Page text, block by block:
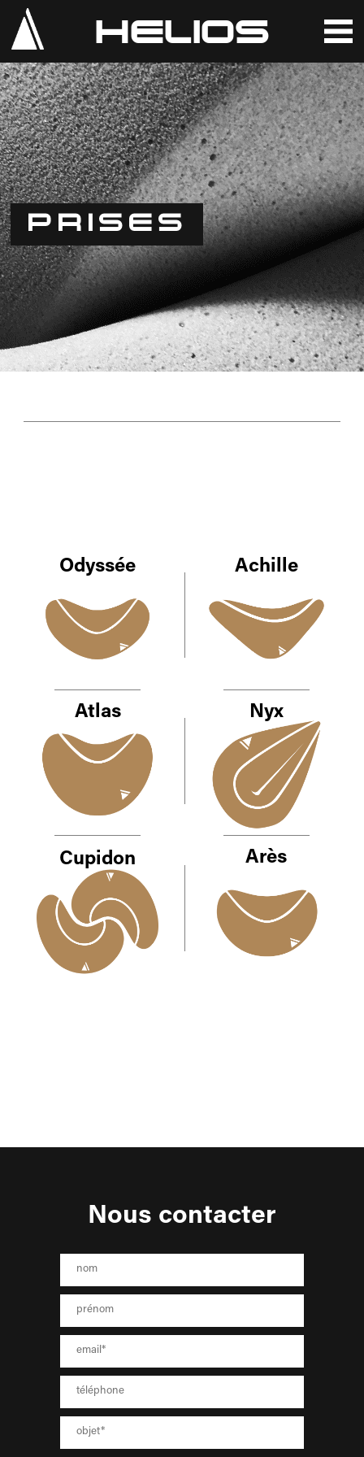
HELIOS
PRISES
Odyssée Achille
Atlas Nyx
Cupidon Arès
Nous contacter